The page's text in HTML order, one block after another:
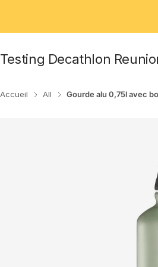
contenu
Testing Decathlon
Accueil All Gourde alu 0,75l avec